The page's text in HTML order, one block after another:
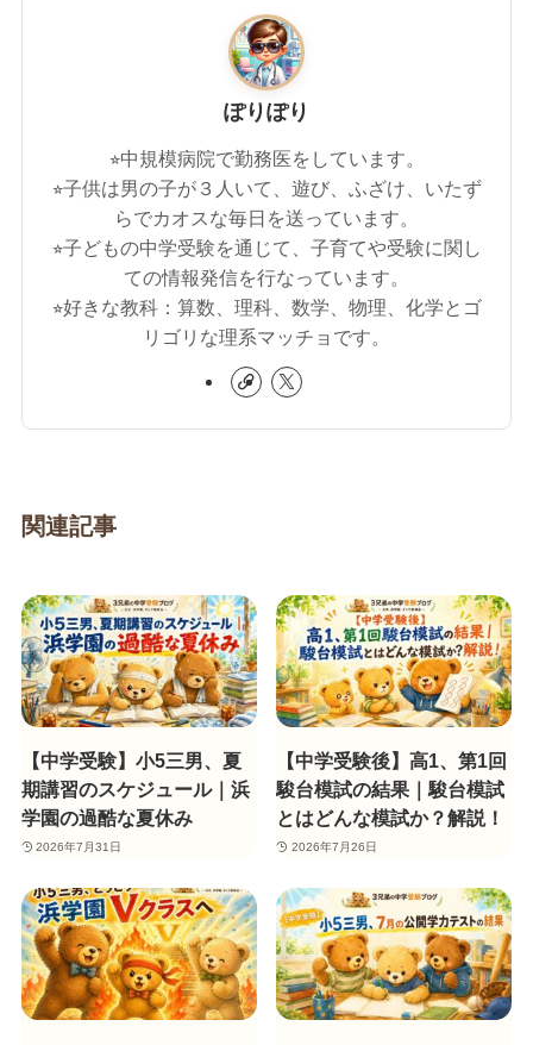
ぽりぽり
⭐︎中規模病院で勤務医をしています。
⭐︎子供は男の子が３人いて、遊び、ふざけ、いたず
らでカオスな毎日を送っています。
⭐︎子どもの中学受験を通じて、子育てや受験に関し
ての情報発信を行なっています。
⭐︎好きな教科：算数、理科、数学、物理、化学とゴ
リゴリな理系マッチョです。
関連記事
【中学受験】小5三男、夏
期講習のスケジュール｜浜
学園の過酷な夏休み
2026年7月31日
【中学受験後】高1、第1回
駿台模試の結果｜駿台模試
とはどんな模試か？解説！
2026年7月26日